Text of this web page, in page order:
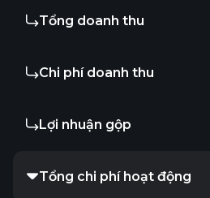
Tổng doanh thu
Chi phí doanh thu
Lợi nhuận gộp
Tổng chi phí hoạt động